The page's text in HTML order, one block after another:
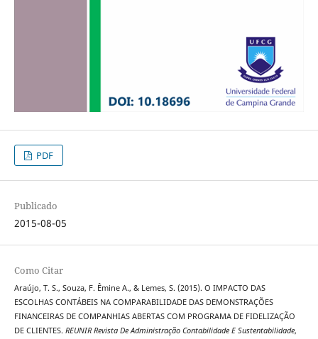
PDF
Publicado
2015-08-05
Como Citar
Araújo, T. S., Souza, F. Êmine A., & Lemes, S. (2015). O IMPACTO DAS
ESCOLHAS CONTÁBEIS NA COMPARABILIDADE DAS DEMONSTRAÇÕES
FINANCEIRAS DE COMPANHIAS ABERTAS COM PROGRAMA DE FIDELIZAÇÃO
DE CLIENTES. REUNIR Revista De Administração Contabilidade E Sustentabilidade,